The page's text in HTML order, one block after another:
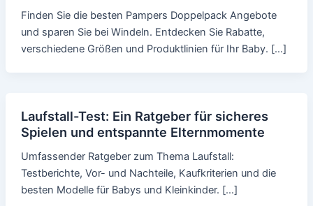
Finden Sie die besten Pampers Doppelpack Angebote
und sparen Sie bei Windeln. Entdecken Sie Rabatte,
verschiedene Größen und Produktlinien für Ihr Baby. […]
Laufstall-Test: Ein Ratgeber für sicheres
Spielen und entspannte Elternmomente
Umfassender Ratgeber zum Thema Laufstall:
Testberichte, Vor- und Nachteile, Kaufkriterien und die
besten Modelle für Babys und Kleinkinder. […]